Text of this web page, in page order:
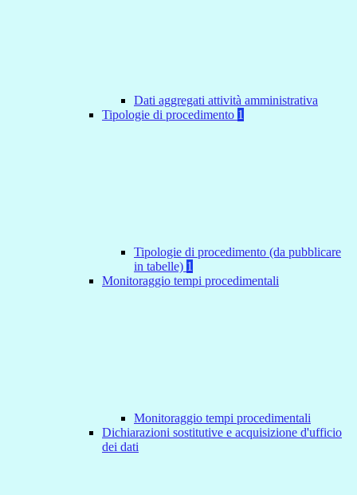
Dati aggregati attività amministrativa
Tipologie di procedimento 1
Tipologie di procedimento (da pubblicare
in tabelle) 1
Monitoraggio tempi procedimentali
Monitoraggio tempi procedimentali
Dichiarazioni sostitutive e acquisizione d'ufficio
dei dati